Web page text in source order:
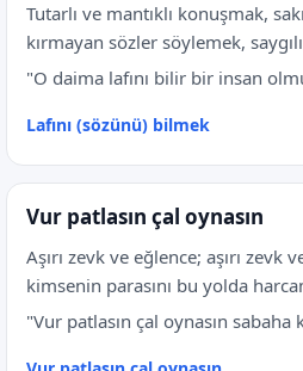
Tutarlı ve mantıklı konuşmak,
kırmayan sözler söylemek,
"O daima lafını bilir bir insan
Lafını (sözünü) bilmek
Vur patlasın çal oynasın
Aşırı zevk ve eğlence; aşırı zevk
kimsenin parasını bu yolda
"Vur patlasın çal oynasın